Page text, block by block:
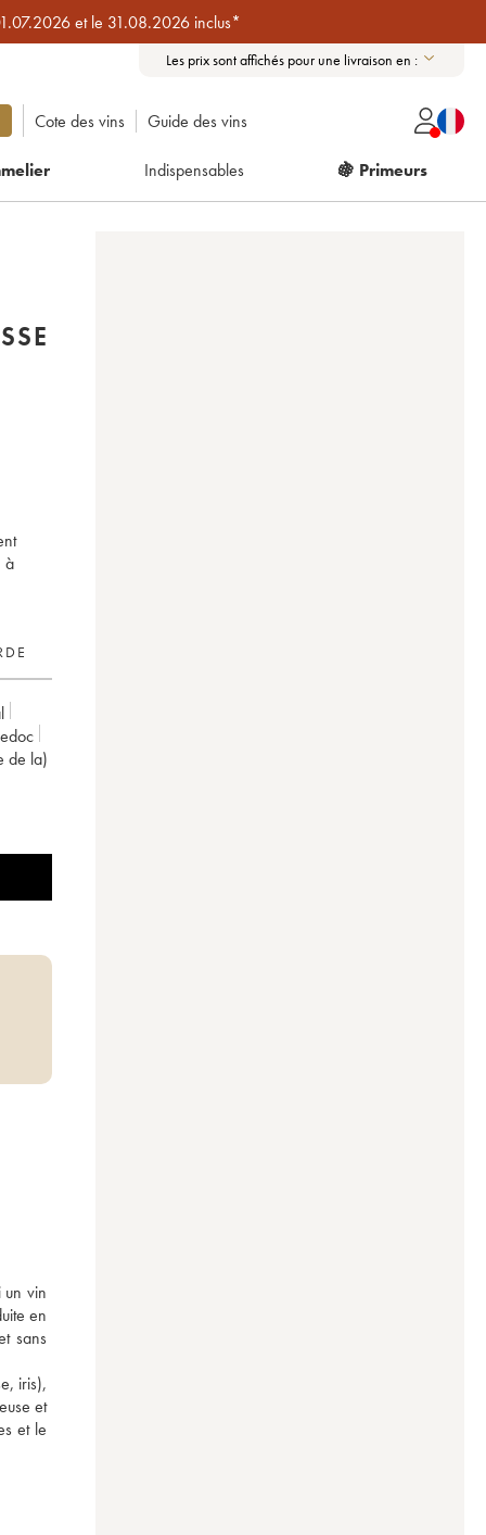
et le 31.08.2026 inclus*
Les prix sont affichés pour une livraison en :
Cote des vins Guide des vins
Indispensables 🍇 Primeurs
à
de la)
un vin
en
sans
iris),
et
et le